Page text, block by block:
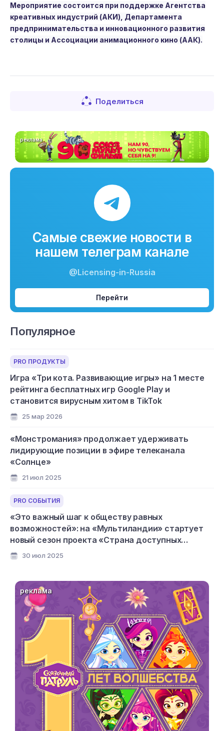
Мероприятие состоится при поддержке Агентства
креативных индустрий (АКИ), Департамента
предпринимательства и инновационного развития
столицы и Ассоциации анимационного кино (ААК).
Поделиться
реклама
Самые свежие новости в
нашем телеграм канале
@Licensing-in-Russia
Перейти
Популярное
PRO ПРОДУКТЫ
Игра «Три кота. Развивающие игры» на 1 месте
рейтинга бесплатных игр Google Play и
становится вирусным хитом в TikTok
25 мар 2026
«Монстромания» продолжает удерживать
лидирующие позиции в эфире телеканала
«Солнце»
21 июл 2025
PRO СОБЫТИЯ
«Это важный шаг к обществу равных
возможностей»: на «Мультиландии» стартует
новый сезон проекта «Страна доступных
мультфильмов»
30 июл 2025
реклама